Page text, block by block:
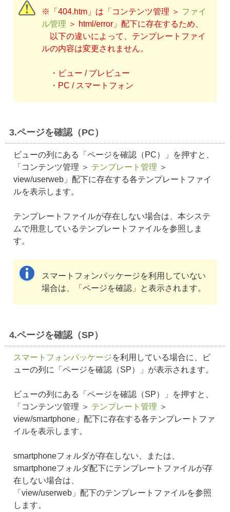
※「404.htm」は「コンテンツ管理 ＞ ファイ
ル管理 ＞ html/error」配下に存在するため、
以下の違いによって、テンプレートファイ
ルの内容は変更されません。
・ビュー / プレビュー
・PC / スマートフォン
3.ページを確認（PC）
ビューの列にある「ページを確認（PC）」を押すと、
「コンテンツ管理 ＞ テンプレート管理 ＞
view/userweb」配下に存在する各テンプレートファイ
ルを表示します。
テンプレートファイルが存在しない場合は、本システ
ムで用意しているテンプレートファイルを参照しま
す。
スマートフォンパッケージを利用していない
場合は、「ページを確認」と表示されます。
4.ページを確認（SP）
スマートフォンパッケージを利用している場合に、ビ
ューの列に「ページを確認（SP）」が表示されます。
ビューの列にある「ページを確認（SP）」を押すと、
「コンテンツ管理 ＞ テンプレート管理 ＞
view/smartphone」配下に存在する各テンプレートファ
イルを表示します。
smartphoneフォルダが存在しない、または、
smartphoneフォルダ配下にテンプレートファイルが存
在しない場合は、
「view/userweb」配下のテンプレートファイルを参照
します。